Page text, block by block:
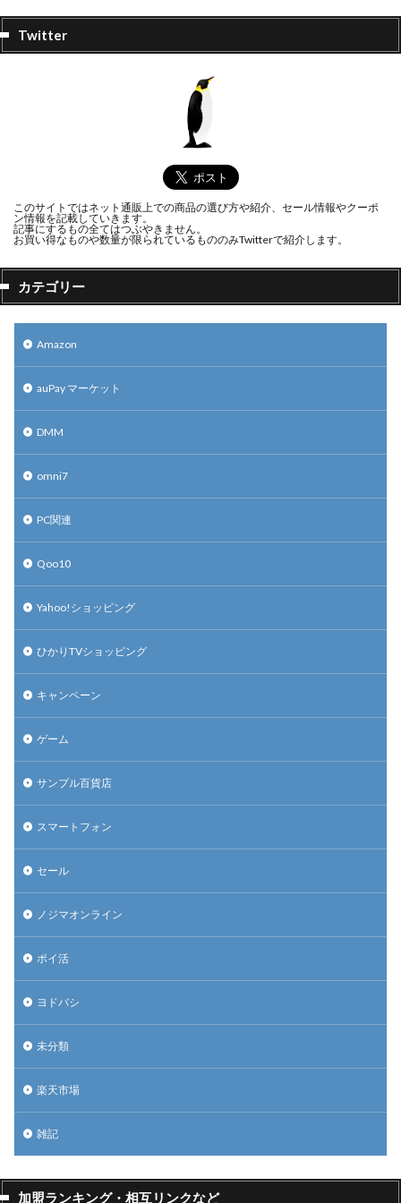
Twitter
このサイトではネット通販上での商品の選び方や紹介、セール情報やクーポ
ン情報を記載していきます。
記事にするもの全てはつぶやきません。
お買い得なものや数量が限られているもののみTwitterで紹介します。
カテゴリー
Amazon
auPay マーケット
DMM
omni7
PC関連
Qoo10
Yahoo!ショッピング
ひかりTVショッピング
キャンペーン
ゲーム
サンプル百貨店
スマートフォン
セール
ノジマオンライン
ポイ活
ヨドバシ
未分類
楽天市場
雑記
加盟ランキング・相互リンクなど